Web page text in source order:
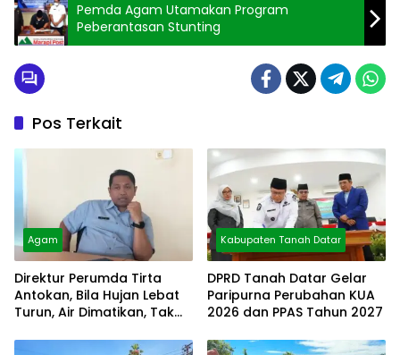
Pemda Agam Utamakan Program
Peberantasan Stunting
Pos Terkait
Agam
Direktur Perumda Tirta
Antokan, Bila Hujan Lebat
Turun, Air Dimatikan, Tak
Kabupaten Tanah Datar
DPRD Tanah Datar Gelar
Paripurna Perubahan KUA
2026 dan PPAS Tahun 2027